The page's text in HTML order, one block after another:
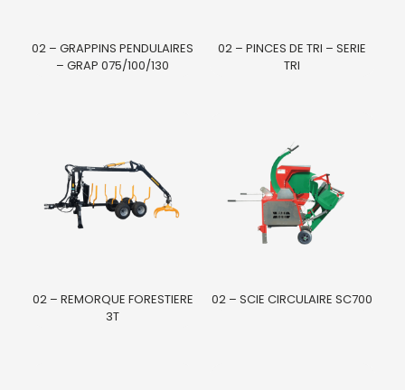
02 – GRAPPINS PENDULAIRES
– GRAP 075/100/130
02 – PINCES DE TRI – SERIE
TRI
02 – REMORQUE FORESTIERE
3T
02 – SCIE CIRCULAIRE SC700